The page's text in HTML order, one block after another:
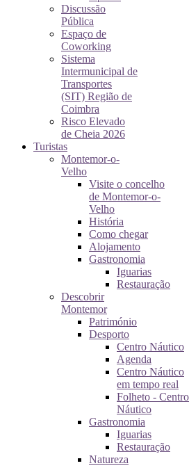
Discussão
Pública
Espaço de
Coworking
Sistema
Intermunicipal de
Transportes
(SIT) Região de
Coimbra
Risco Elevado
de Cheia 2026
Turistas
Montemor-o-
Velho
Visite o concelho
de Montemor-o-
Velho
História
Como chegar
Alojamento
Gastronomia
Iguarias
Restauração
Descobrir
Montemor
Património
Desporto
Centro Náutico
Agenda
Centro Náutico
em tempo real
Folheto - Centro
Náutico
Gastronomia
Iguarias
Restauração
Natureza